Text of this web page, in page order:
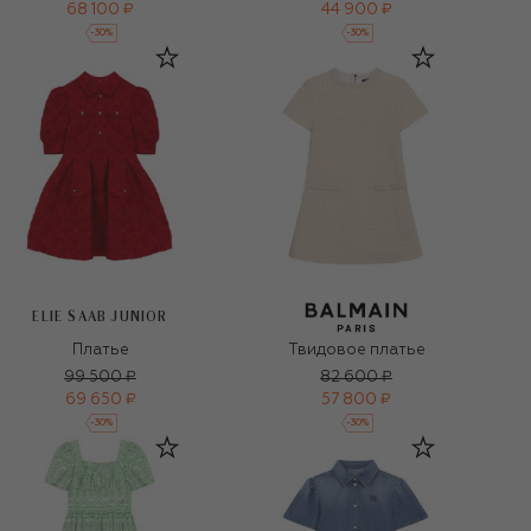
68 100 ₽
-30%
44 900 ₽
-30%
ELIE SAAB JUNIOR
Платье
99 500 ₽
69 650 ₽
-30%
Твидовое платье
82 600 ₽
57 800 ₽
-30%